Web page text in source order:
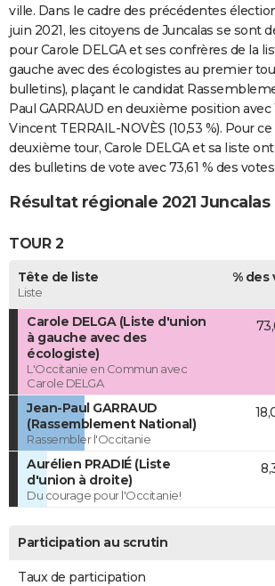
FORUM
Bricolage
Lifestyle
Culture
Television
Voyage
Cinema
ville. Dans le cadre des précédentes
juin 2021, les citoyens de Juncalas se sont
pour Carole DELGA et ses confrères de la
gauche avec des écologistes au premier
bulletins), plaçant le candidat
Paul GARRAUD en deuxième position avec
Vincent TERRAIL-NOVÈS (10,53 %). Pour
deuxième tour, Carole DELGA et sa liste
des bulletins de vote avec 73,61 % des votes.
Résultat régionale 2021 Juncalas
TOUR 2
Tête de liste
Liste
% des
Carole DELGA (Liste d'union
à gauche avec des
écologiste)
L'Occitanie en Commun avec
Carole DELGA
Jean-Paul GARRAUD
(Rassemblement National)
Rassembler l'Occitanie
Aurélien PRADIÉ (Liste
d'union à droite)
Du courage pour l'Occitanie!
Participation au scrutin
Taux de participation